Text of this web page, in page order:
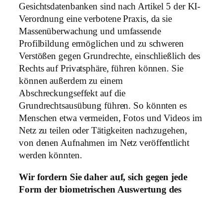
Gesichtsdatenbanken sind nach Artikel 5 der KI-
Verordnung eine verbotene Praxis, da sie
Massenüberwachung und umfassende
Profilbildung ermöglichen und zu schweren
Verstößen gegen Grundrechte, einschließlich des
Rechts auf Privatsphäre, führen können. Sie
können außerdem zu einem
Abschreckungseffekt auf die
Grundrechtsausübung führen. So könnten es
Menschen etwa vermeiden, Fotos und Videos im
Netz zu teilen oder Tätigkeiten nachzugehen,
von denen Aufnahmen im Netz veröffentlicht
werden könnten.
Wir fordern Sie daher auf, sich gegen jede
Form der biometrischen Auswertung des